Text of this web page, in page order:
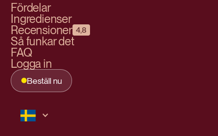
Fördelar
Ingredienser
Recensioner 4,8
Så funkar det
FAQ
Logga in
Beställ nu